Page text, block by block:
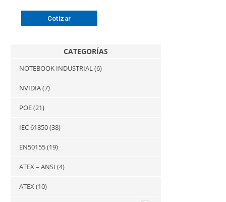
Cotizar
CATEGORÍAS
NOTEBOOK INDUSTRIAL (6)
NVIDIA(7)
POE(21)
IEC 61850(38)
EN50155(19)
ATEX – ANSI (4)
ATEX (10)